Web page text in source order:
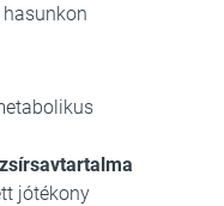
jótékony